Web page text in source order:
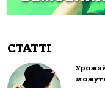
СТАТТІ